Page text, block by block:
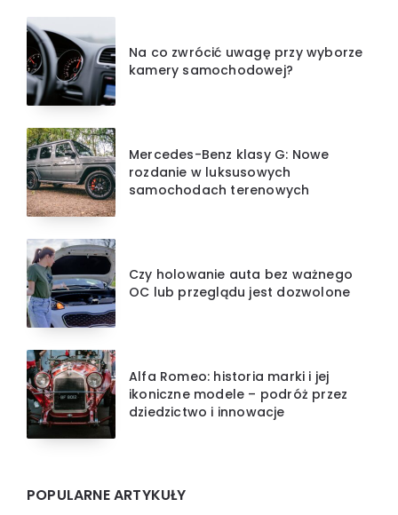
Na co zwrócić uwagę przy wyborze
kamery samochodowej?
Mercedes-Benz klasy G: Nowe
rozdanie w luksusowych
samochodach terenowych
Czy holowanie auta bez ważnego
OC lub przeglądu jest dozwolone
Alfa Romeo: historia marki i jej
ikoniczne modele – podróż przez
dziedzictwo i innowacje
POPULARNE ARTYKUŁY